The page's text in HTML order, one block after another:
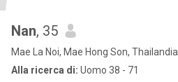
Nan, 35
Mae La Noi, Mae Hong Son, Thailandia
Alla ricerca di: Uomo 38 - 71